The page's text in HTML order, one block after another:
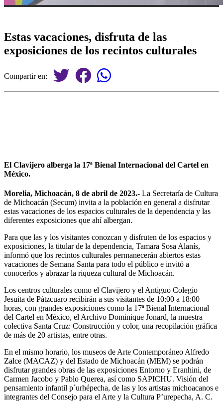
Estas vacaciones, disfruta de las
exposiciones de los recintos culturales
Compartir en:
El Clavijero alberga la 17ª Bienal Internacional del Cartel en
México.
Morelia, Michoacán, 8 de abril de 2023.- La Secretaría de Cultura
de Michoacán (Secum) invita a la población en general a disfrutar
estas vacaciones de los espacios culturales de la dependencia y las
diferentes exposiciones que ahí albergan.
Para que las y los visitantes conozcan y disfruten de los espacios y
exposiciones, la titular de la dependencia, Tamara Sosa Alanís,
informó que los recintos culturales permanecerán abiertos estas
vacaciones de Semana Santa para todo el público e invitó a
conocerlos y abrazar la riqueza cultural de Michoacán.
Los centros culturales como el Clavijero y el Antiguo Colegio
Jesuita de Pátzcuaro recibirán a sus visitantes de 10:00 a 18:00
horas, con grandes exposiciones como la 17ª Bienal Internacional
del Cartel en México, el Archivo Dominique Jonard, la muestra
colectiva Santa Cruz: Construcción y color, una recopilación gráfica
de más de 20 artistas, entre otras.
En el mismo horario, los museos de Arte Contemporáneo Alfredo
Zalce (MACAZ) y del Estado de Michoacán (MEM) se podrán
disfrutar grandes obras de las exposiciones Entorno y Eranhini, de
Carmen Jacobo y Pablo Querea, así como SAPICHU. Visión del
pensamiento infantil p´urhépecha, de las y los artistas michoacanos e
integrantes del Consejo para el Arte y la Cultura P’urepecha, A. C.